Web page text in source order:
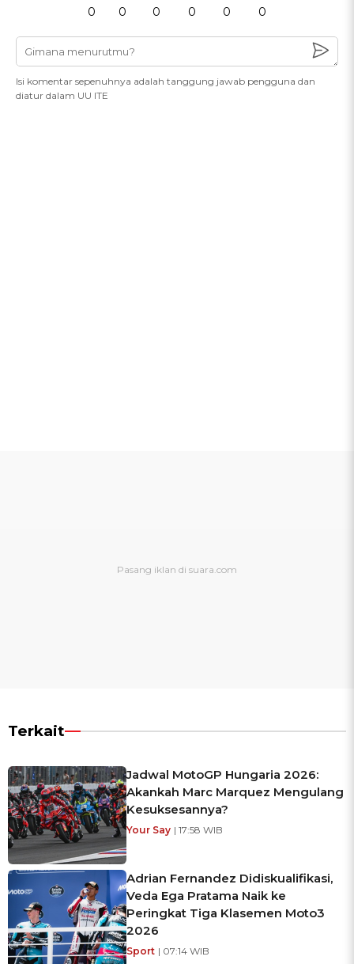
0 0 0 0 0 0
Isi komentar sepenuhnya adalah tanggung jawab pengguna dan
diatur dalam UU ITE
Terkait
Jadwal MotoGP Hungaria 2026:
Akankah Marc Marquez Mengulang
Kesuksesannya?
Your Say | 17:58 WIB
Adrian Fernandez Didiskualifikasi,
Veda Ega Pratama Naik ke
Peringkat Tiga Klasemen Moto3
2026
Sport | 07:14 WIB